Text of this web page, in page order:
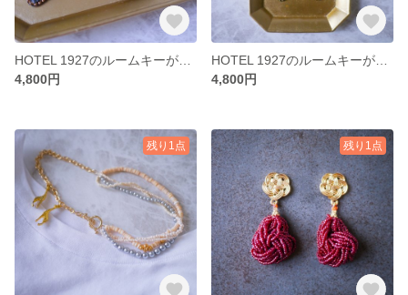
4,800円
4,800円
残り1点 残り1点